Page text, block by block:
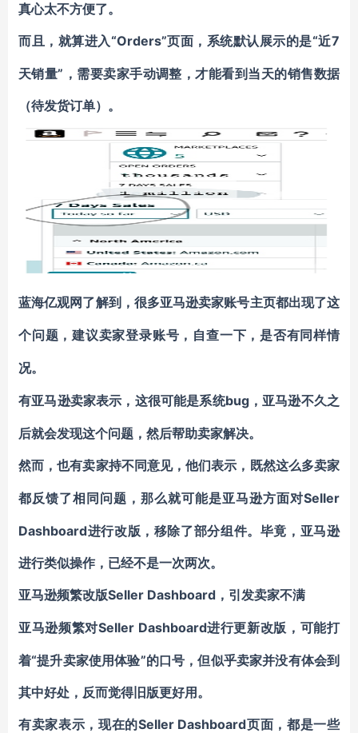
真心太不方便了。
而且，就算进入“Orders”页面，系统默认展示的是“近7
天销量”，需要卖家手动调整，才能看到当天的销售数据
（待发货订单）。
蓝海亿观网了解到， 很多亚马逊卖家账号主页都出现了这
个问题 ，建议卖家登录账号，自查一下，是否有同样情
况。
有亚马逊卖家表示，这很可能是系统bug，亚马逊不久之
后就会发现这个问题，然后帮助卖家解决。
然而，也有卖家持不同意见，他们表示，既然这么多卖家
都反馈了相同问题，那么就可能是亚马逊方面对Seller
Dashboard进行改版，移除了部分组件。毕竟，亚马逊
进行类似操作，已经不是一次两次。
亚马逊频繁改版Seller Dashboard，引发卖家不满
亚马逊频繁对Seller Dashboard进行更新改版，可能打
着“提升卖家使用体验”的口号，但似乎卖家并没有体会到
其中好处，反而觉得旧版更好用。
有卖家表示，现在的Seller Dashboard页面 ，都是一些